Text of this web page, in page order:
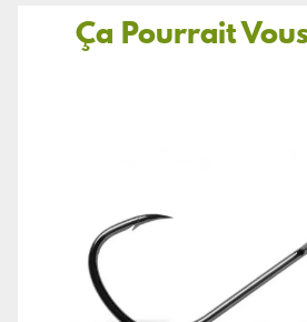
Ça Pourrait